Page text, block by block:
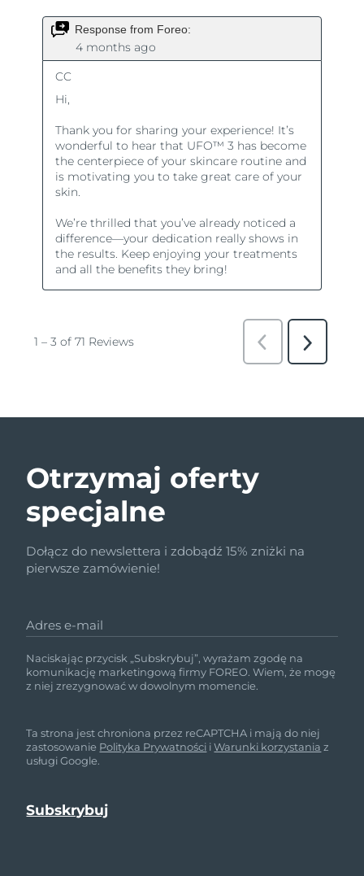
Otrzymaj oferty
specjalne
Dołącz do newslettera i zdobądź 15% zniżki na
pierwsze zamówienie!
Adres e-mail
Naciskając przycisk „Subskrybuj”, wyrażam zgodę na
komunikację marketingową firmy FOREO. Wiem, że mogę
z niej zrezygnować w dowolnym momencie.
Ta strona jest chroniona przez reCAPTCHA i mają do niej
zastosowanie Polityka Prywatności iWarunki korzystania z
usługi Google.